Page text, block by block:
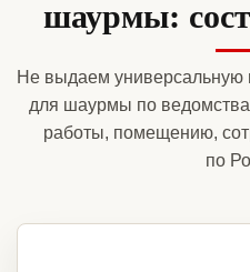
шаурмы:
Не выдаем универсальную
для шаурмы по
работы, помещению,
по